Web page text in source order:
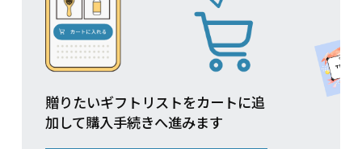
贈りたいギフトリストをカートに追
加して購入手続きへ進みます